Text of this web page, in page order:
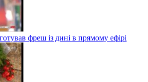
фреш із дині в прямому ефірі